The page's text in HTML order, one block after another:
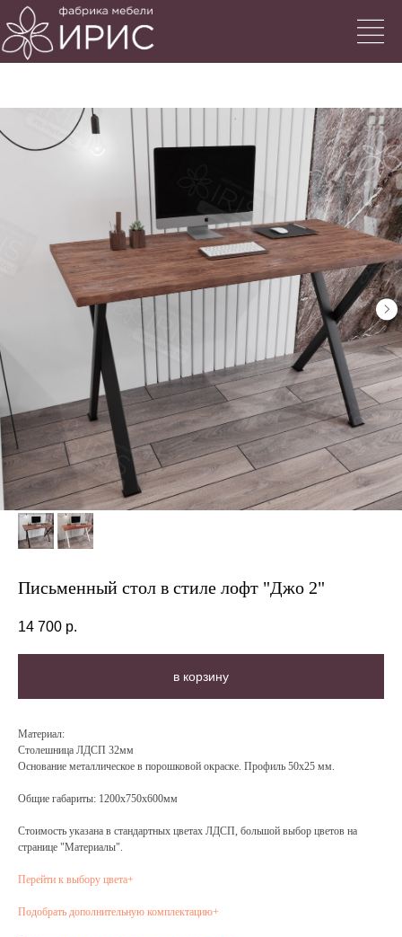
Письменный стол в стиле лофт "Джо 2"
14 700 р.
в корзину
Материал:
Столешница ЛДСП 32мм
Основание металлическое в порошковой окраске. Профиль 50х25 мм.
Общие габариты: 1200х750х600мм
Стоимость указана в стандартных цветах ЛДСП, большой выбор цветов на
странице "Материалы".
Перейти к выбору цвета+
Подобрать дополнительную комплектацию+